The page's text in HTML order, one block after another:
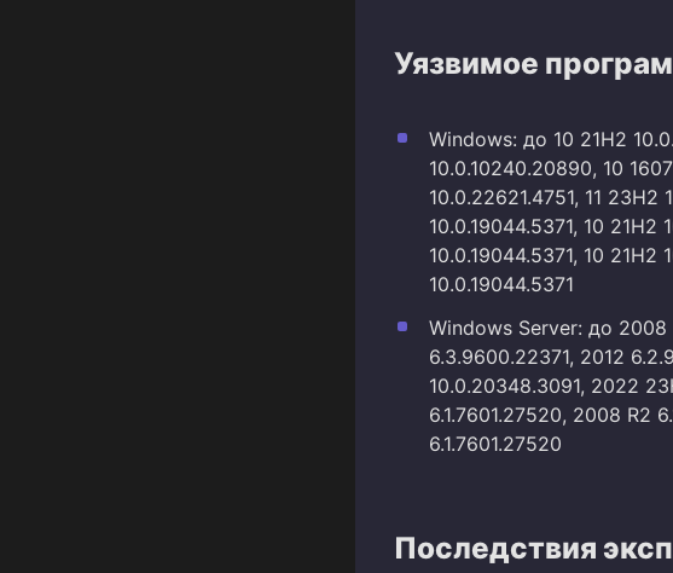
Уязвимое
Windows: до 10 21H2
10.0.10240.20890, 10
10.0.22621.4751, 11 23H2
10.0.19044.5371, 10 21H2
10.0.19044.5371, 10 21H2
10.0.19044.5371
Windows Server: до 2008
6.3.9600.22371, 2012
10.0.20348.3091, 2022
6.1.7601.27520, 2008 R2
6.1.7601.27520
Последствия